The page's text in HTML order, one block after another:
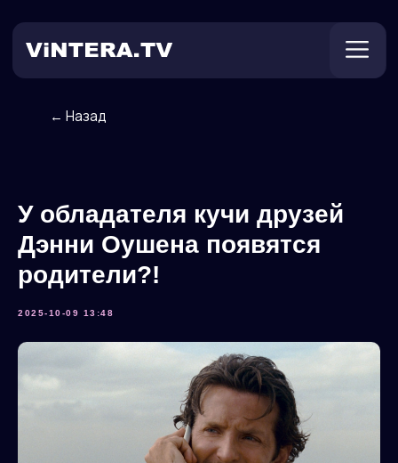
← Назад
У обладателя кучи друзей
Дэнни Оушена появятся
родители?!
2025-10-09 13:48